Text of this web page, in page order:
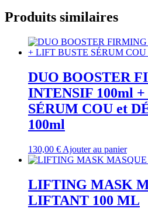
Produits similaires
DUO BOOSTER
INTENSIF 100ml
SÉRUM COU et
100ml
130,00 € Ajouter au panier
LIFTING MASK
LIFTANT 100 ML